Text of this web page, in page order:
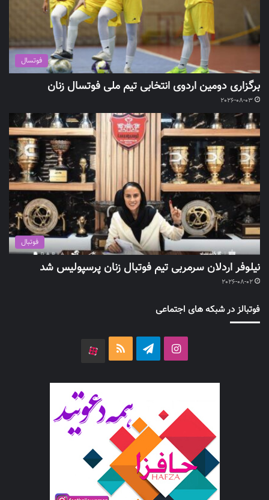
فوتسال
برگزاری دومین اردوی انتخابی تیم ملی فوتسال زنان
2026-08-03
فوتبال
نیلوفر اردلان سرمربی تیم فوتبال زنان پرسپولیس شد
2026-08-02
فوتبالز در شبکه های اجتماعی
اینستاگرامتلگرامخوراک